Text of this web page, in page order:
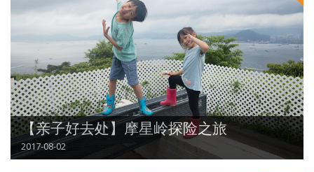
【亲子好去处】摩星岭探险之旅
2017-08-02